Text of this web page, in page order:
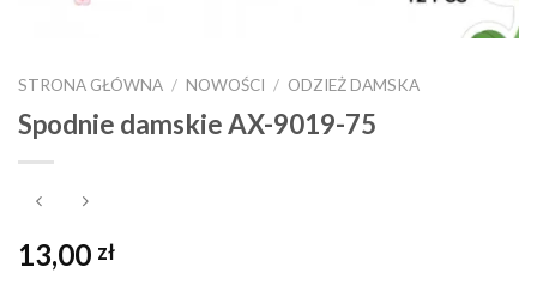
STRONA GŁÓWNA / NOWOŚCI / ODZIEŻ DAMSKA
Spodnie damskie AX-9019-75
13,00 zł